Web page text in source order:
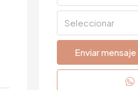
Seleccionar
Enviar mensaje